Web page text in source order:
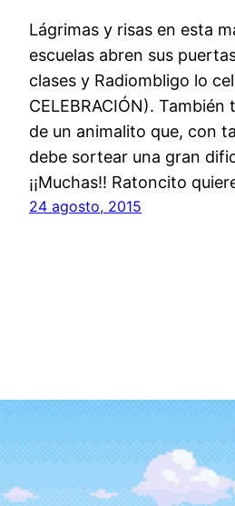
Lágrimas y risas en esta
escuelas abren sus
clases y Radiombligo lo
CELEBRACIÓN).
de un animalito que, con
debe sortear una gran
¡¡Muchas!! Ratoncito
24 agosto, 2015